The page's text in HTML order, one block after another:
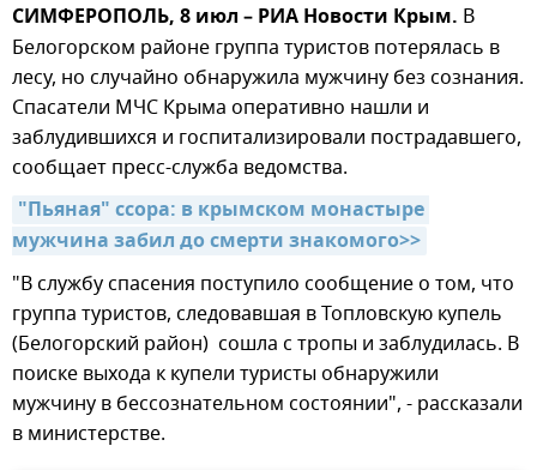
СИМФЕРОПОЛЬ, 8 июл – РИА Новости Крым. В
Белогорском районе группа туристов потерялась в
лесу, но случайно обнаружила мужчину без сознания.
Спасатели МЧС Крыма оперативно нашли и
заблудившихся и госпитализировали пострадавшего,
сообщает пресс-служба ведомства.
"Пьяная" ссора: в крымском монастыре
мужчина забил до смерти знакомого>>
"В службу спасения поступило сообщение о том, что
группа туристов, следовавшая в Топловскую купель
(Белогорский район) сошла с тропы и заблудилась. В
поиске выхода к купели туристы обнаружили
мужчину в бессознательном состоянии", - рассказали
в министерстве.